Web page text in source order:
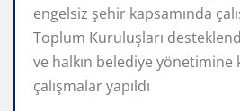
engelsiz şehir kapsamında
Toplum Kuruluşları
ve halkın belediye yönetimine
çalışmalar yapıldı